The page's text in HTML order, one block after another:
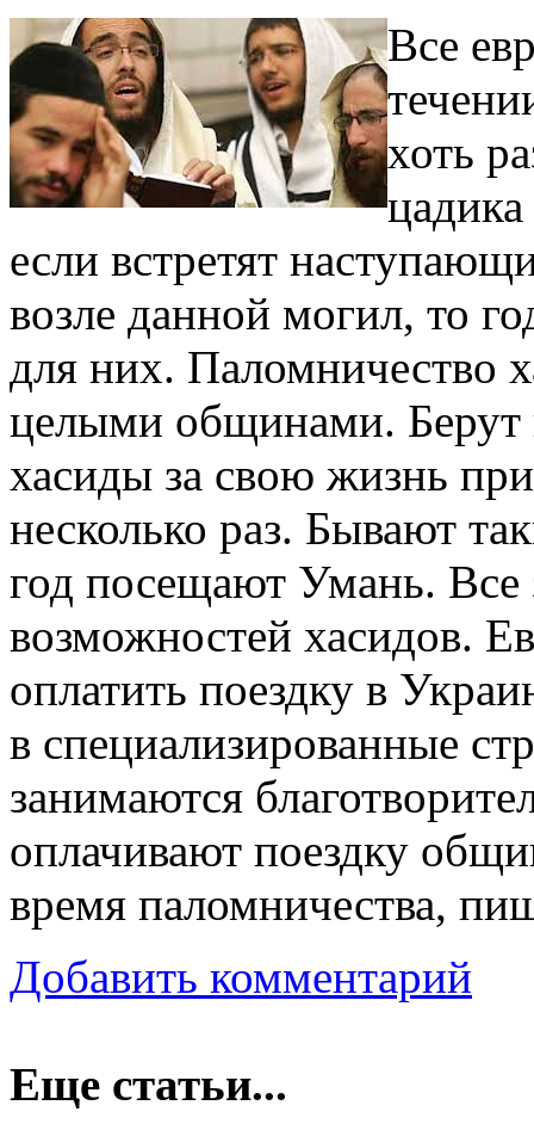
Все
хоть
если встретят
возле данной могил, то
для них. Паломничество
целыми общинами. Берут
хасиды за свою жизнь
несколько раз. Бывают
год посещают Умань. Все
возможностей хасидов.
оплатить поездку в
в специализированные
занимаются
оплачивают поездку
время паломничества,
Добавить комментарий
Еще статьи...